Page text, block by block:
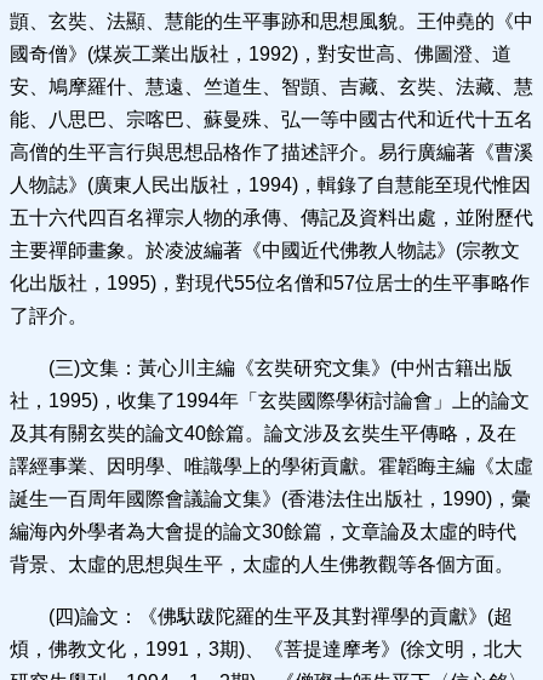
顗、玄奘、法顯、慧能的生平事跡和思想風貌。王仲堯的《中
國奇僧》(煤炭工業出版社，1992)，對安世高、佛圖澄、道
安、鳩摩羅什、慧遠、竺道生、智顗、吉藏、玄奘、法藏、慧
能、八思巴、宗喀巴、蘇曼殊、弘一等中國古代和近代十五名
高僧的生平言行與思想品格作了描述評介。易行廣編著《曹溪
人物誌》(廣東人民出版社，1994)，輯錄了自慧能至現代惟因
五十六代四百名禪宗人物的承傳、傳記及資料出處，並附歷代
主要禪師畫象。於凌波編著《中國近代佛教人物誌》(宗教文
化出版社，1995)，對現代55位名僧和57位居士的生平事略作
了評介。
(三)文集：黃心川主編《玄奘研究文集》(中州古籍出版
社，1995)，收集了1994年「玄奘國際學術討論會」上的論文
及其有關玄奘的論文40餘篇。論文涉及玄奘生平傳略，及在
譯經事業、因明學、唯識學上的學術貢獻。霍韜晦主編《太虛
誕生一百周年國際會議論文集》(香港法住出版社，1990)，彙
編海內外學者為大會提的論文30餘篇，文章論及太虛的時代
背景、太虛的思想與生平，太虛的人生佛教觀等各個方面。
(四)論文：《佛馱跋陀羅的生平及其對禪學的貢獻》(超
煩，佛教文化，1991，3期)、《菩提達摩考》(徐文明，北大